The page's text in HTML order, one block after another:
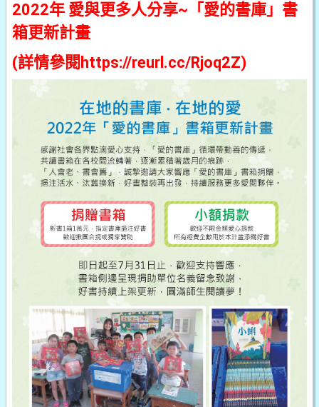
2022年 愛與更多人分享~「愛的書庫」書
箱更新計畫
(詳情參閱 https://reurl.cc/Rjoq2Z)